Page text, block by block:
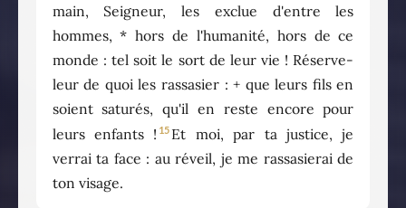
main, Seigneur, les exclue d'entre les
hommes, * hors de l'humanité, hors de ce
monde : tel soit le sort de leur vie ! Réserve-
leur de quoi les rassasier : + que leurs fils en
soient saturés, qu'il en reste encore pour
leurs enfants ! 15 Et moi, par ta justice, je
verrai ta face : au réveil, je me rassasierai de
ton visage.